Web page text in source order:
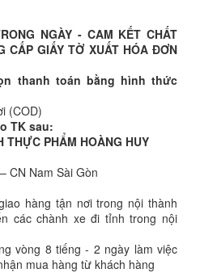
NGÀY - CAM KẾT CHẤT
CẤP GIẤY TỜ XUẤT HÓA ĐƠN
thanh toán bằng hình thức
(COD)
TK sau:
THỰC PHẨM HOÀNG HUY
CN Nam Sài Gòn
hàng tận nơi trong nội thành
các chành xe đi tỉnh trong nội
vòng 8 tiếng - 2 ngày làm việc
mua hàng từ khách hàng